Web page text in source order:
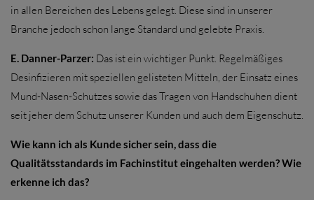
in allen Bereichen des Lebens gelegt. Diese sind in unserer
Branche jedoch schon lange Standard und gelebte Praxis.
E. Danner-Parzer: Das ist ein wichtiger Punkt. Regelmäßiges
Desinfizieren mit speziellen gelisteten Mitteln, der Einsatz eines
Mund-Nasen-Schutzes sowie das Tragen von Handschuhen dient
seit jeher dem Schutz unserer Kunden und auch dem Eigenschutz.
Wie kann ich als Kunde sicher sein, dass die
Qualitätsstandards im Fachinstitut eingehalten werden? Wie
erkenne ich das?